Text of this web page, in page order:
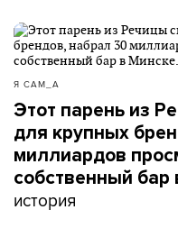
Я САМ_А
Этот парень из
для крупных
миллиардов
собственный бар
история